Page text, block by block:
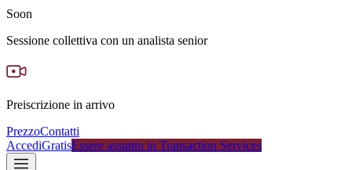
Soon
Sessione collettiva con un analista senior
Preiscrizione in arrivo
PrezzoContatti
AccediGratisEssere assunto in Transaction Services